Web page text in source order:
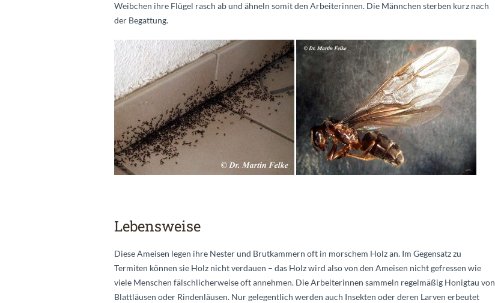
Weibchen ihre Flügel rasch ab und ähneln somit den Arbeiterinnen. Die Männchen sterben kurz nach
der Begattung.
Lebensweise
Diese Ameisen legen ihre Nester und Brutkammern oft in morschem Holz an. Im Gegensatz zu
Termiten können sie Holz nicht verdauen – das Holz wird also von den Ameisen nicht gefressen wie
viele Menschen fälschlicherweise oft annehmen. Die Arbeiterinnen sammeln regelmäßig Honigtau von
Blattläusen oder Rindenläusen. Nur gelegentlich werden auch Insekten oder deren Larven erbeutet